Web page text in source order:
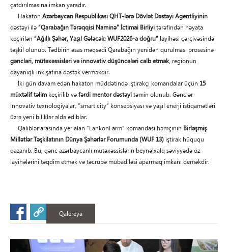
çatdırılmasına imkan yaradır.
Hakaton Azərbaycan Respublikası QHT-lərə Dövlət Dəstəyi Agentliyinin
dəstəyi ilə “Qarabağın Tərəqqisi Naminə” İctimai Birliyi tərəfindən həyata
keçirilən “Ağıllı Şəhər, Yaşıl Gələcək: WUF2026-a doğru” layihəsi çərçivəsində
təşkil olunub. Tədbirin əsas məqsədi Qarabağın yenidən qurulması prosesinə
gəncləri, mütəxəssisləri və innovativ düşüncələri cəlb etmək, regionun
dayanıqlı inkişafına dəstək verməkdir.
İki gün davam edən hakaton müddətində iştirakçı komandalar üçün 15
müxtəlif təlim keçirilib və fərdi mentor dəstəyi təmin olunub. Gənclər
innovativ texnologiyalar, “smart city” konsepsiyası və yaşıl enerji istiqamətləri
üzrə yeni biliklər əldə ediblər.
Qaliblər arasında yer alan “LankonFarm” komandası həmçinin Birləşmiş
Millətlər Təşkilatının Dünya Şəhərlər Forumunda (WUF 13) iştirak hüququ
qazanıb. Bu, gənc azərbaycanlı mütəxəssislərin beynəlxalq səviyyədə öz
layihələrini təqdim etmək və təcrübə mübadiləsi aparmaq imkanı deməkdir.
Qalereya